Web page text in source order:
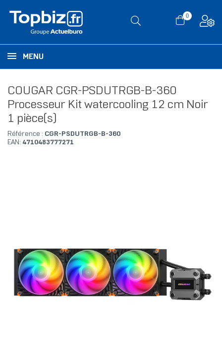
0
MENU
COUGAR CGR-PSDUTRGB-B-360
Processeur Kit watercooling 12 cm Noir
1 pièce(s)
Référence : CGR-PSDUTRGB-B-360
EAN: 4710483777271